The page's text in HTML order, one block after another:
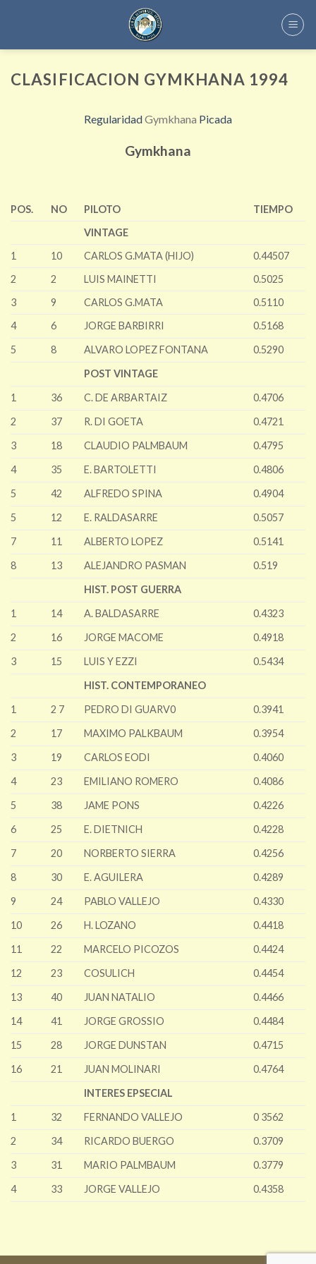
CLASIFICACION GYMKHANA 1994
RegularidadGymkhana Picada
Gymkhana
POS. NO PILOTO
TIEMPO
VINTAGE
1
10 CARLOS G.MATA (HIJO)
0.44507
2
2 LUIS MAINETTI
0.5025
3
9 CARLOS G.MATA
0.5110
4
6 JORGE BARBIRRI
0.5168
5
8 ALVARO LOPEZ FONTANA
0.5290
POST VINTAGE
1
36 C. DE ARBARTAIZ
0.4706
2
37 R. DI GOETA
0.4721
3
18 CLAUDIO PALMBAUM
0.4795
4
35 E. BARTOLETTI
0.4806
5
42 ALFREDO SPINA
0.4904
5
12 E. RALDASARRE
0.5057
7
11 ALBERTO LOPEZ
0.5141
8
13 ALEJANDRO PASMAN
0.519
HIST. POST GUERRA
1
14 A. BALDASARRE
0.4323
2
16 JORGE MACOME
0.4918
3
15 LUIS Y EZZI
0.5434
HIST. CONTEMPORANEO
1
2 7 PEDRO DI GUARV0
0.3941
2
17 MAXIMO PALKBAUM
0.3954
3
19 CARLOS EODI
0.4060
4
23 EMILIANO ROMERO
0.4086
5
38 JAME PONS
0.4226
6
25 E. DIETNICH
0.4228
7
20 NORBERTO SIERRA
0.4256
8
30 E. AGUILERA
0.4289
9
24 PABLO VALLEJO
0.4330
10
26 H. LOZANO
0.4418
11
22 MARCELO PICOZOS
0.4424
12
23 COSULICH
0.4454
13
40 JUAN NATALIO
0.4466
14
41 JORGE GROSSIO
0.4484
15
28 JORGE DUNSTAN
0.4715
16
21 JUAN MOLINARI
0.4764
INTERES EPSECIAL
1
32 FERNANDO VALLEJO
0 3562
2
34 RICARDO BUERGO
0.3709
3
31 MARIO PALMBAUM
0.3779
4
33 JORGE VALLEJO 0.4358